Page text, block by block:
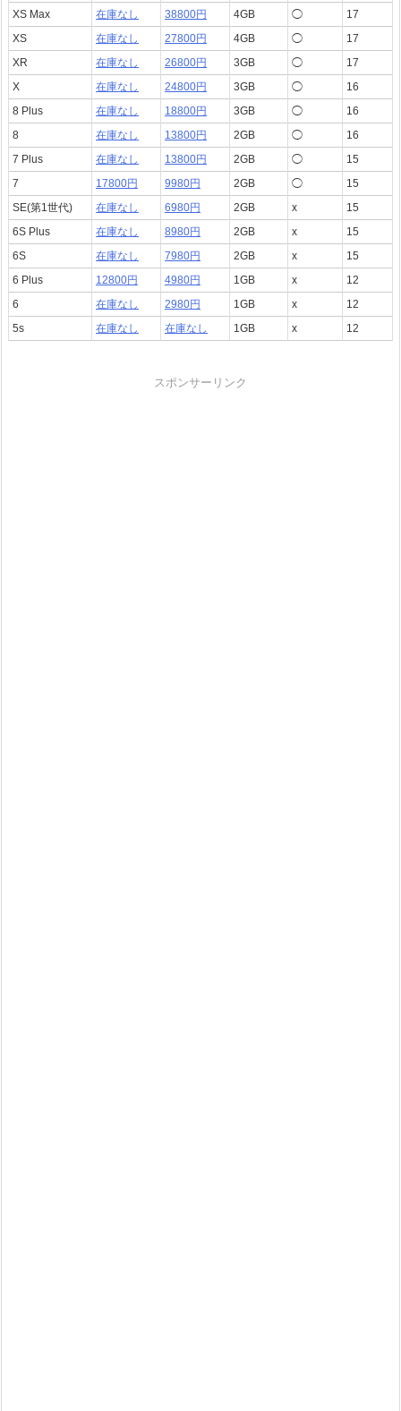
XS Max
在庫なし 38800円 4GB ◯
17
XS
在庫なし 27800円 4GB ◯
17
XR
在庫なし 26800円 3GB ◯
17
X
在庫なし 24800円 3GB ◯
16
8 Plus
在庫なし 18800円 3GB ◯
16
8
在庫なし 13800円 2GB ◯
16
7 Plus
在庫なし 13800円 2GB ◯
15
7
17800円 9980円 2GB ◯
15
SE(第1世代)
在庫なし 6980円 2GB x
15
6S Plus
在庫なし 8980円 2GB x
15
6S
在庫なし 7980円 2GB x
15
6 Plus
12800円 4980円 1GB x
12
6
在庫なし 2980円 1GB x
12
5s
在庫なし 在庫なし 1GB x 12
スポンサーリンク